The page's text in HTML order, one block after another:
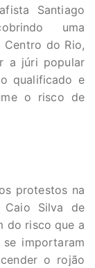
Santiago
uma
Centro do Rio,
a júri popular
qualificado e
o risco de
protestos na
Caio Silva de
do risco que a
importaram
o rojão